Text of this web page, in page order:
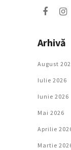
Arhivă
August
Iulie 2026
Iunie 2026
Mai 2026
Aprilie
Martie